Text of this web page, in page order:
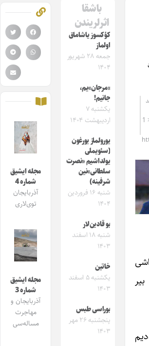
اوخوماق زامانی: < 1
باشقا
اثرلریندن
کؤکسوز یاشاماق
اولماز
جمعه ۲۸ شهریور
۱۴۰۴
«مرجان»یم،
جانیم!
یکشنبه ۷
اردیبهشت ۱۴۰۴
یورولماز یورغون
(سئویملی
یولداشیم «نصرت
سلطانی»نین
شرفینه)
شنبه ۱۶ فروردین
۱۴۰۴
بو قادین‌لار
شنبه ۱۸ اسفند
۱۴۰۳
خاتین
یکشنبه ۵ اسفند
۱۴۰۳
بوراسی طبس
پنجشنبه ۲۶ مهر
۱۴۰۳
مجله ایشیق
شماره 4
آذربایجان
توی‌لاری
مجله ایشیق
شماره 3
آذربایجان و
مهاجرت
مساله‌سی